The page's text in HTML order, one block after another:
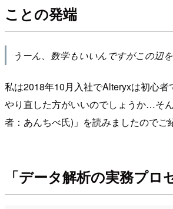
ことの発端
うーん、数学もいいんですがこの辺
私は2018年10月入社でAlteryxは初心
やり直した方がいいのでしょうか…そ
者：あんちべ氏)」を読みましたのでご
「データ解析の実務プロ